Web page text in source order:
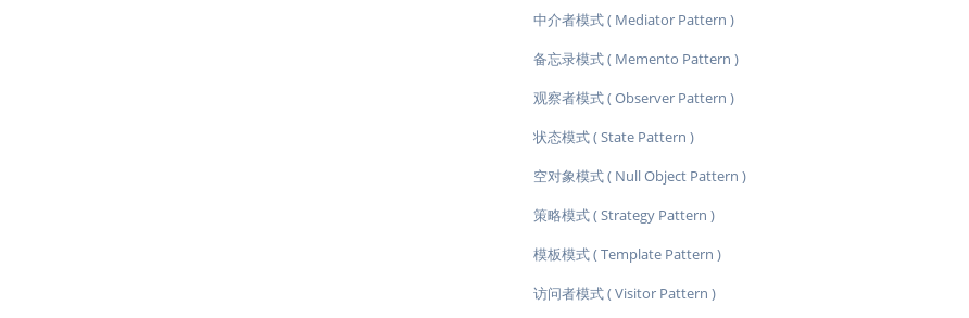
中介者模式 ( Mediator Pattern )
备忘录模式 ( Memento Pattern )
观察者模式 ( Observer Pattern )
状态模式 ( State Pattern )
空对象模式 ( Null Object Pattern )
策略模式 ( Strategy Pattern )
模板模式 ( Template Pattern )
访问者模式 ( Visitor Pattern )